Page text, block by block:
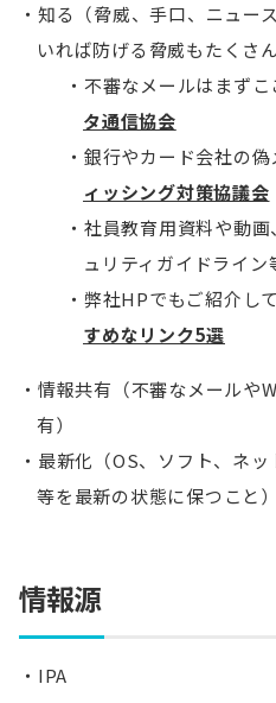
知る（脅威、手口、ニュー
いれば防げる脅威もたくさ
不審なメールはまず
タ通信協会
銀行やカード会社の
ィッシング対策協議会
社員教育用資料や動
ュリティガイドライ
弊社HPでもご紹介し
すめなリンク5選
情報共有（不審なメールや
有）
最新化（OS、ソフト、ネ
等を最新の状態に保つこと）
情報源
IPA